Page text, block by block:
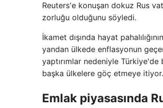
Reuters'e konuşan dokuz Rus
zorluğu olduğunu söyledi.
İkamet dışında hayat
yandan ülkede enflasyonun
yaptırımlar nedeniyle Türkiye'de
başka ülkelere göç etmeye itiyor.
Emlak piyasasında